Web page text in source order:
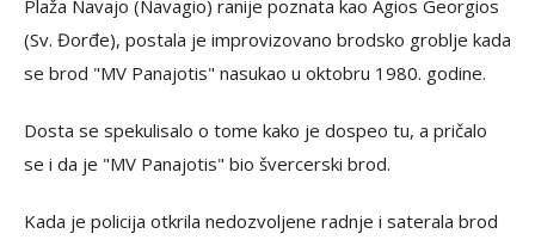
Plaža Navajo (Navagio) ranije poznata kao Agios Georgios
(Sv. Đorđe), postala je improvizovano brodsko groblje kada
se brod "MV Panajotis" nasukao u oktobru 1980. godine.
Dosta se spekulisalo o tome kako je dospeo tu, a pričalo
se i da je "MV Panajotis" bio švercerski brod.
Kada je policija otkrila nedozvoljene radnje i saterala brod